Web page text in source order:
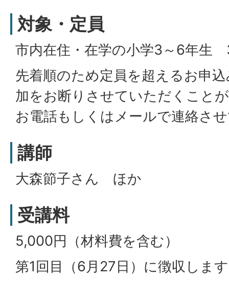
対象・定員
市内在住・在学の小学3～6年生
先着順のため定員を超えるお申
加をお断りさせていただくこと
お電話もしくはメールで連絡さ
講師
大森節子さん ほか
受講料
5,000円（材料費を含む）
第1回目（6月27日）に徴収しま